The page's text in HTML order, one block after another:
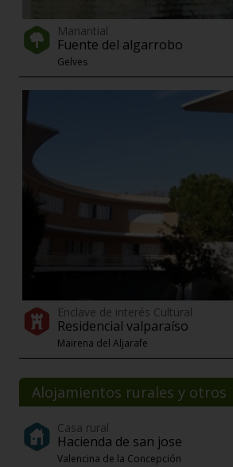
Manantial
Fuente del algarrobo
Gelves
Enclave de interés Cultural
Residencial valparaíso
Mairena del Aljarafe
Alojamientos rurales y otros
Casa rural
Hacienda de san jose
Valencina de la Concepción